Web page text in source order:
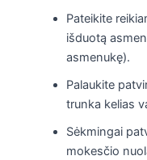
Pateikite
išduotą
asmenukę).
Palaukite
trunka kelias
Sėkmingai
mokesčio